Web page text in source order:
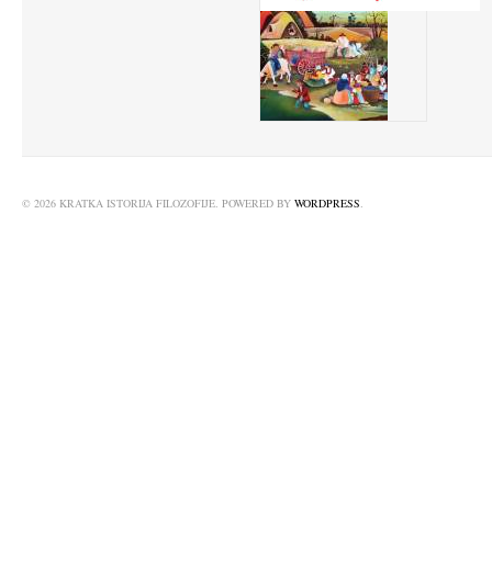
© 2026 KRATKA ISTORIJA FILOZOFIJE. POWERED BY WORDPRESS.